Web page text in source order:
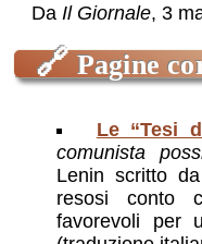
Da Il Giornale, 3
🔗 Pagine
Le “Tesi
comunista
Lenin scritto
resosi conto
favorevoli per